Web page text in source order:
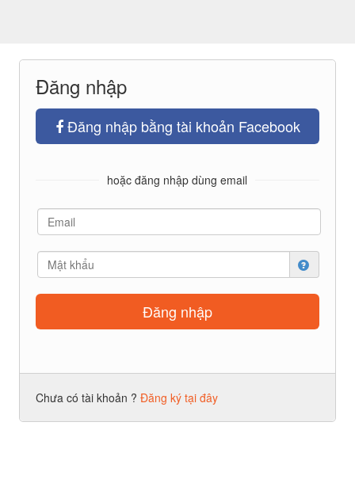
Đăng nhập
Đăng nhập bằng tài khoản Facebook
hoặc đăng nhập dùng email
Chưa có tài khoản ? Đăng ký tại đây